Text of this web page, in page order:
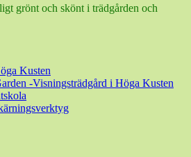
grönt och skönt i trädgården och
Kusten
-Visningsträdgård i Höga Kusten